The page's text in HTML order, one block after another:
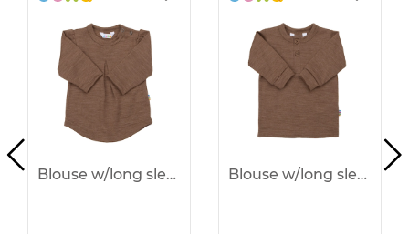
Blouse w/long sleeves - 25% Blouse w/long sleeves - 25%